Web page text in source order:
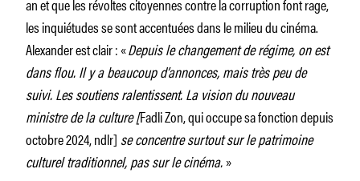
les inquiétudes se sont accentuées dans le milieu du cinéma.
Alexander est clair : «Depuis le changement de régime, on est
dans flou. Il y a beaucoup d’annonces, mais très peu de
suivi. Les soutiens ralentissent. La vision du nouveau
ministre de la culture [Fadli Zon, qui occupe sa fonction depuis
octobre 2024, ndlr] se concentre surtout sur le patrimoine
culturel traditionnel, pas sur le cinéma.»